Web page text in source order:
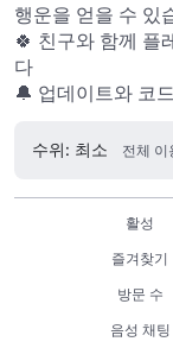
행운을 얻을 수 있
🍀 친구와 함께 플
다
🔔 업데이트와 코
수위: 최소 전체 이
활성
즐겨찾기
방문 수
음성 채팅